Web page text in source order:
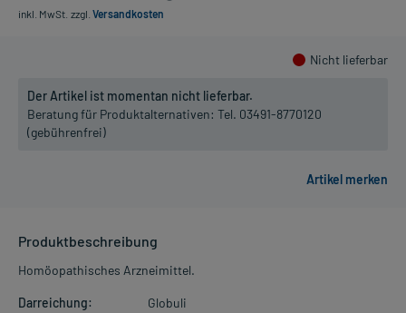
inkl. MwSt. zzgl. Versandkosten
Nicht lieferbar
Der Artikel ist momentan nicht lieferbar.
Beratung für Produktalternativen: Tel. 03491-8770120
(gebührenfrei)
Produktbeschreibung
Homöopathisches Arzneimittel.
Darreichung:
Globuli